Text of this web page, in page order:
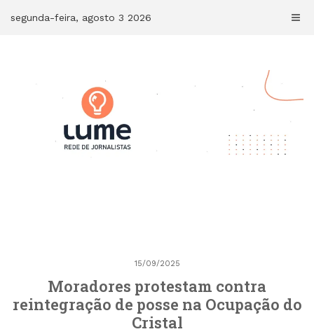
segunda-feira, agosto 3 2026
15/09/2025
Moradores protestam contra
reintegração de posse na Ocupação do
Cristal